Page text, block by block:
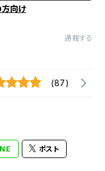
向け
通報する
(87)
ポスト